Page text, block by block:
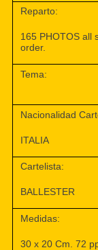
Reparto:
165 PHOTOS all
order.
Tema:
Nacionalidad
ITALIA
Cartelista:
BALLESTER
Medidas:
30 x 20 Cm. 72